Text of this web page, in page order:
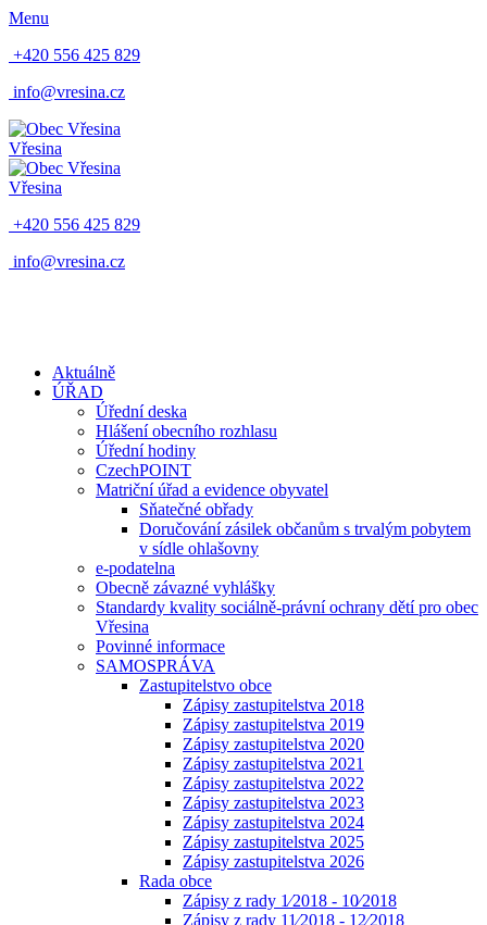
Menu
+420 556 425 829
info@vresina.cz
Vřesina
Vřesina
+420 556 425 829
info@vresina.cz
Aktuálně
ÚŘAD
Úřední deska
Hlášení obecního rozhlasu
Úřední hodiny
CzechPOINT
Matriční úřad a evidence obyvatel
Sňatečné obřady
Doručování zásilek občanům s trvalým pobytem
v sídle ohlašovny
e-podatelna
Obecně závazné vyhlášky
Standardy kvality sociálně-právní ochrany dětí pro obec
Vřesina
Povinné informace
SAMOSPRÁVA
Zastupitelstvo obce
Zápisy zastupitelstva 2018
Zápisy zastupitelstva 2019
Zápisy zastupitelstva 2020
Zápisy zastupitelstva 2021
Zápisy zastupitelstva 2022
Zápisy zastupitelstva 2023
Zápisy zastupitelstva 2024
Zápisy zastupitelstva 2025
Zápisy zastupitelstva 2026
Rada obce
Zápisy z rady 1⁄2018 - 10⁄2018
Zápisy z rady 11⁄2018 - 12⁄2018